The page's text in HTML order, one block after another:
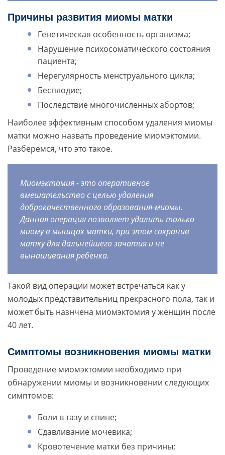
Причины развития миомы матки
Генетическая особенность организма;
Нарушение психосоматического состояния
пациента;
Нерегулярность менструального цикла;
Бесплодие;
Последствие многочисленных абортов;
Наиболее эффективным способом удаления миомы
матки можно назвать проведение миомэктомии.
Разберемся, что это такое.
Миомэктомия - это оперативное
вмешательство с целью удаления
доброкачественного образования-миомы.
Данная операция позволяет удалить только
миому в мышцах матки, при этом сохранив
матку для дальнейшего зачатия и не
вынашивания ребенка.
Такой вид операции может встречаться как у
молодых представительниц прекрасного пола, так и
может быть назнчена миомэктомия у женщин после
40 лет.
Симптомы возникновения миомы матки
Проведение миомэктомии необходимо при
обнаружении миомы и возникновении следующих
симптомов:
Боли в тазу и спине;
Сдавливание мочевика;
Кровотечение матки без причины;